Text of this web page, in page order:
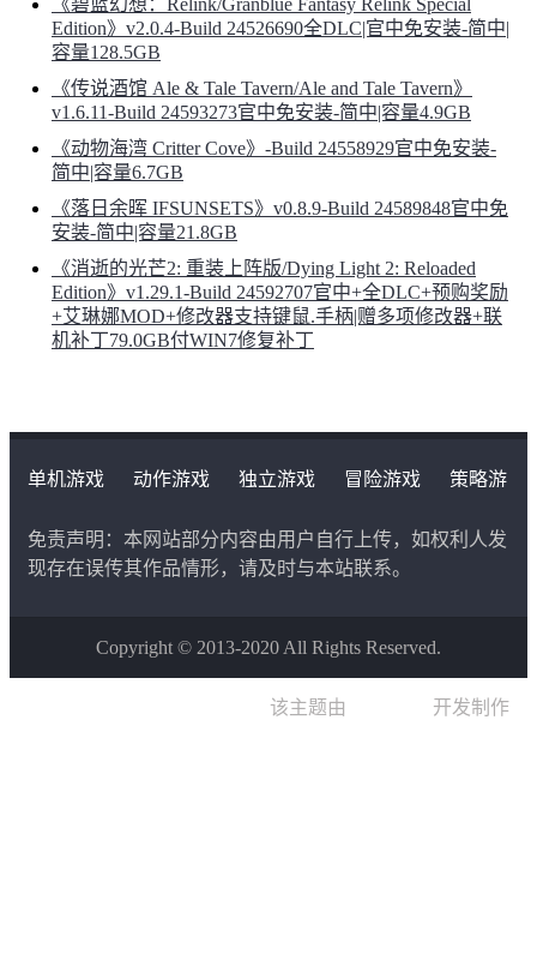
既是流氓学校“极恶学园”的学生，也是“怒烈弩”的首领。
他与阳菜一样，为了某个目的不择手段地赚钱，甚至不惜
使用暴力。
背后有黑帮撑腰，从事的活动早已超出了“学生赚零花钱”
饭田 栞 (配音：逢坂菜乃花)
具有很强的自我防卫意识，遇到对自己不利的事态时，会
Edition》v2.0.4-Build 24526690全DLC|官中免安装-简中|
容量128.5GB
《传说酒馆 Ale & Tale Tavern/Ale and Tale Tavern》
v1.6.11-Build 24593273官中免安装-简中|容量4.9GB
《动物海湾 Critter Cove》-Build 24558929官中免安装-
简中|容量6.7GB
《落日余晖 IFSUNSETS》v0.8.9-Build 24589848官中免
安装-简中|容量21.8GB
《消逝的光芒2: 重装上阵版/Dying Light 2: Reloaded
Edition》v1.29.1-Build 24592707官中+全DLC+预购奖励
+艾琳娜MOD+修改器支持键鼠.手柄|赠多项修改器+联
机补丁79.0GB付WIN7修复补丁
单机游戏 动作游戏 独立游戏 冒险游戏
策略游
免责声明：本网站部分内容由用户自行上传，如权利人发
现存在误传其作品情形，请及时与本站联系。
Copyright © 2013-2020 All Rights Reserved.
该主题由 开发制作